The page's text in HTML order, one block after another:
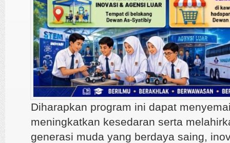
Diharapkan program ini dapat
meningkatkan kesedaran serta
generasi muda yang berdaya saing,